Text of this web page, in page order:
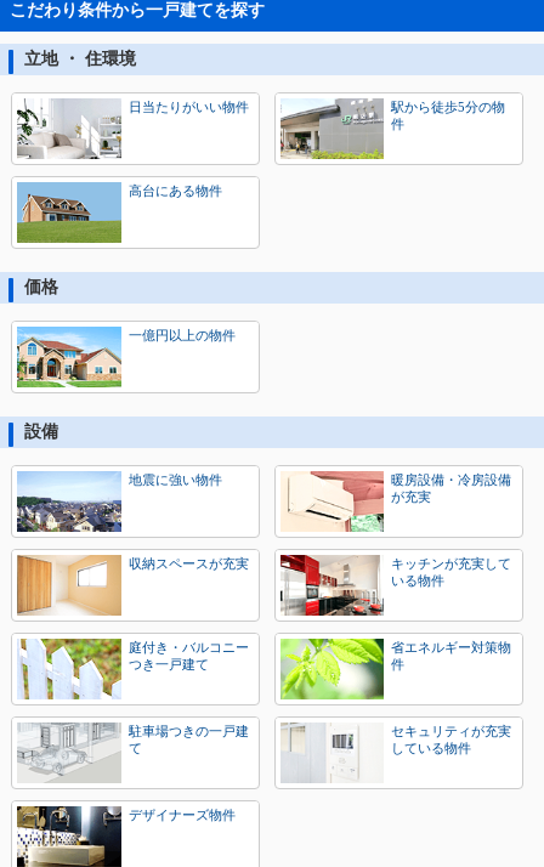
こだわり条件から一戸建てを探す
立地 ・ 住環境
日当たりがいい物件
駅から徒歩5分の物
件
高台にある物件
価格
一億円以上の物件
設備
地震に強い物件
暖房設備・冷房設備
が充実
収納スペースが充実
キッチンが充実して
いる物件
庭付き・バルコニー
つき一戸建て
省エネルギー対策物
件
駐車場つきの一戸建
て
セキュリティが充実
している物件
デザイナーズ物件